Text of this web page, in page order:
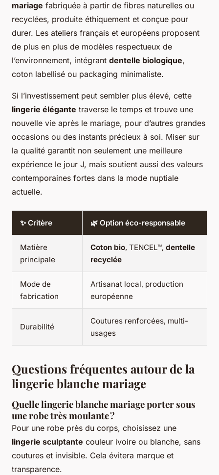
mariage fabriquée à partir de fibres naturelles ou
recyclées, produite éthiquement et conçue pour
durer. Les ateliers français et européens proposent
de plus en plus de modèles respectueux de
l’environnement, intégrant dentelle biologique,
coton labellisé ou packaging minimaliste.
Si l’investissement peut sembler plus élevé, cette
lingerie élégante traverse le temps et trouve une
nouvelle vie après le mariage, pour d’autres grandes
occasions ou des instants précieux à soi. Miser sur
la qualité garantit non seulement une meilleure
expérience le jour J, mais soutient aussi des valeurs
contemporaines fortes dans la mode nuptiale
actuelle.
✨ Critère 🌿 Option éco-responsable
Matière
principale
Coton bio, TENCEL™, dentelle
recyclée
Mode de
fabrication
Artisanat local, production
européenne
Durabilité
Coutures renforcées, multi-
usages
Questions fréquentes autour de la
lingerie blanche mariage
Quelle lingerie blanche mariage porter sous
une robe très moulante ?
Pour une robe près du corps, choisissez une
lingerie sculptante couleur ivoire ou blanche, sans
coutures et invisible. Cela évitera marque et
transparence.